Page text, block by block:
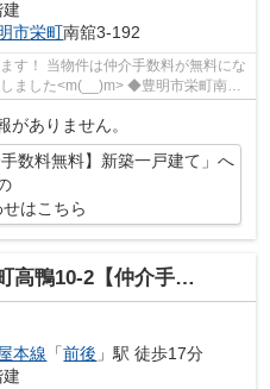
市栄町南舘3-192
す！ 当物件は仲介手数料が無料にな
◆豊明市栄町南舘
がありません。
数料無料】新築一戸建て」へ
はこちら
仲介手数料無料】新築一戸建て
本線 「前後 」駅 徒歩17分